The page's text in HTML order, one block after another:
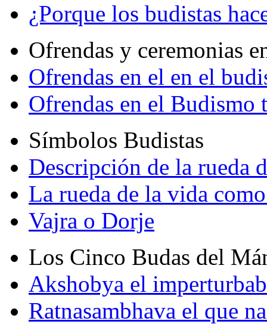
¿Porque los budistas
Ofrendas y ceremonias
Ofrendas en el en el
Ofrendas en el Budismo
Símbolos Budistas
Descripción de la rueda
La rueda de la vida
Vajra o Dorje
Los Cinco Budas del
Akshobya el
Ratnasambhava el que